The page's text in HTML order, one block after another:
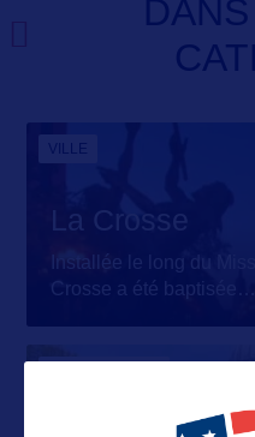
VILLE
La Crosse
Installée le long du
Crosse a été baptisée